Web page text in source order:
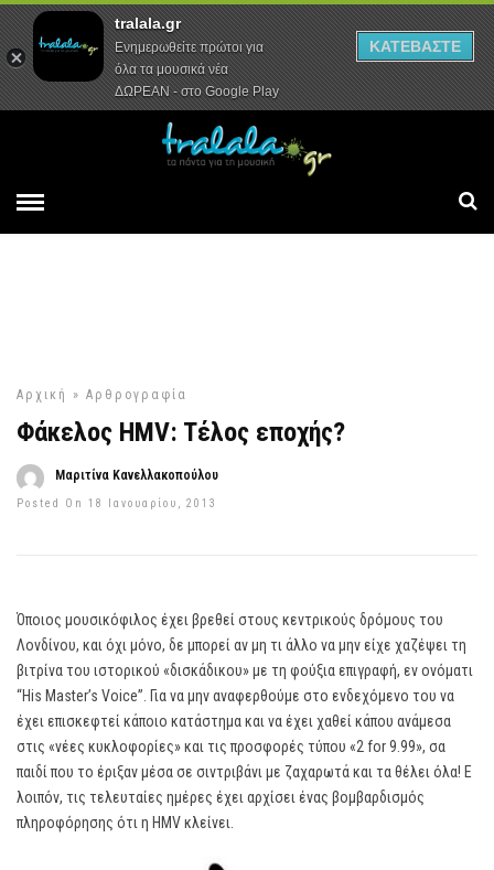
Αρχική Συνεντεύξεις Ρεπορτάζ
Αρχική » Αρθρογραφία
Φάκελος HMV: Tέλος εποχής?
Μαριτίνα Κανελλακοπούλου
Posted On 18 Ιανουαρίου, 2013
Όποιος μουσικόφιλος έχει βρεθεί στους κεντρικούς δρόμους του
Λονδίνου, και όχι μόνο, δε μπορεί αν μη τι άλλο να μην είχε χαζέψει τη
βιτρίνα του ιστορικού «δισκάδικου» με τη φούξια επιγραφή, εν ονόματι
“His Master’s Voice”. Για να μην αναφερθούμε στο ενδεχόμενο του να
έχει επισκεφτεί κάποιο κατάστημα και να έχει χαθεί κάπου ανάμεσα
στις «νέες κυκλοφορίες» και τις προσφορές τύπου «2 for 9.99», σα
παιδί που το έριξαν μέσα σε σιντριβάνι με ζαχαρωτά και τα θέλει όλα! Ε
λοιπόν, τις τελευταίες ημέρες έχει αρχίσει ένας βομβαρδισμός
πληροφόρησης ότι η HMV κλείνει.
tralala.gr
Ενημερωθείτε πρώτοι για
όλα τα μουσικά νέα
ΔΩΡΕΑΝ - στο Google Play
ΚΑΤΕΒΑΣΤΕ